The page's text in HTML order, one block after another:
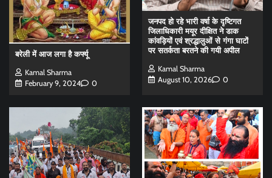
बरेली में आज लगा है कर्फ्यू
Kamal Sharma
February 9, 2024
0
जनपद हो रहे भारी वर्षा के दृष्टिगत
जिलाधिकारी मयूर दीक्षित ने डाक
कांवड़ियों एवं श्रद्धालुओं से गंगा घाटों
पर सतर्कता बरतने की गयी अपील
Kamal Sharma
August 10, 2026
0